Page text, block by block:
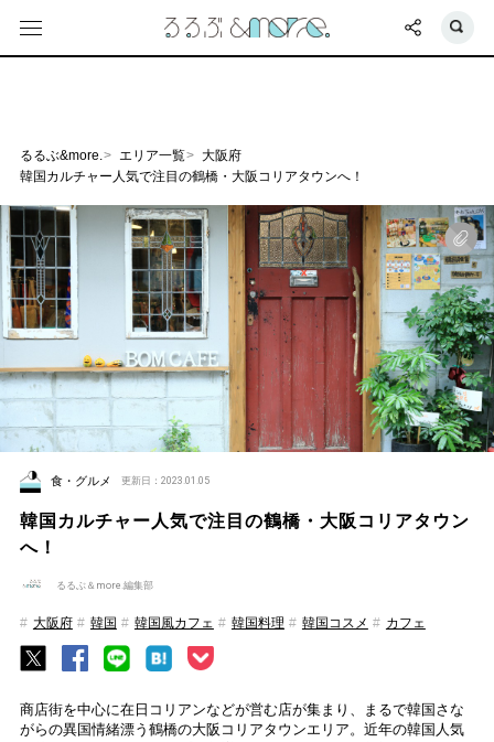
るるぶ&more. エリア一覧
大阪府
韓国カルチャー人気で注目の鶴橋・大阪コリアタウンへ！
食・グルメ 更新日：2023.01.05
韓国カルチャー人気で注目の鶴橋・大阪コリアタウン
へ！
るるぶ＆more.編集部
大阪府 韓国 韓国風カフェ 韓国料理 韓国コスメ カフェ
商店街を中心に在日コリアンなどが営む店が集まり、まるで韓国さな
がらの異国情緒漂う鶴橋の大阪コリアタウンエリア。近年の韓国人気